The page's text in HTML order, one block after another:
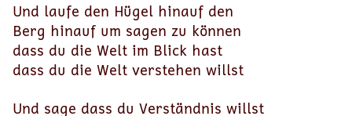
Und laufe den Hügel hinauf den
Berg hinauf um sagen zu können
dass du die Welt im Blick hast
dass du die Welt verstehen willst
Und sage dass du Verständnis willst